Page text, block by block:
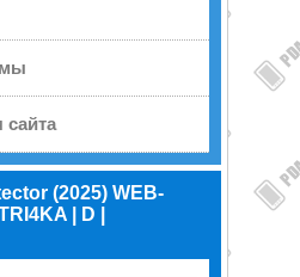
сайта
(2025) WEB-
| D |